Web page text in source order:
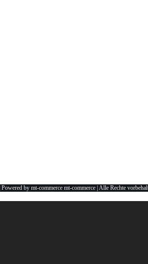
by mt-commerce mt-commerce | Alle Rechte